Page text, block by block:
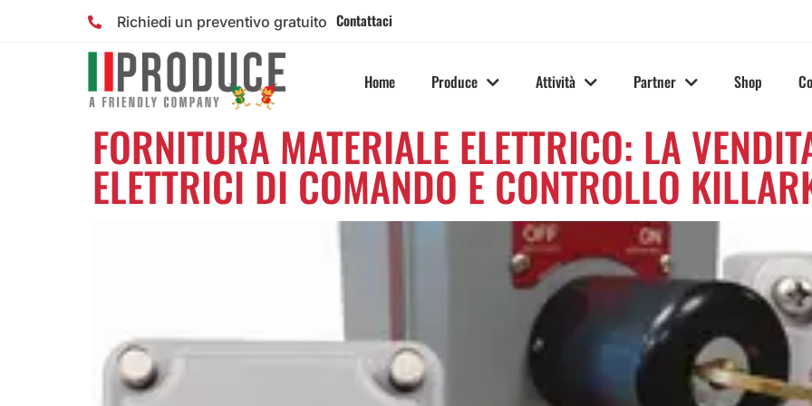
Richiedi un preventivo gratuito Contattaci
Home Produce Attività Partner Shop
FORNITURA MATERIALE ELETTRICO: LA
ELETTRICI DI COMANDO E CONTROLLO